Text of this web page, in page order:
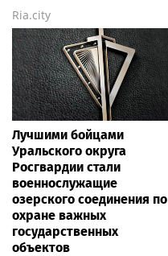
Ria.city
Лучшими бойцами
Уральского округа
Росгвардии стали
военнослужащие
озерского соединения по
охране важных
государственных
объектов